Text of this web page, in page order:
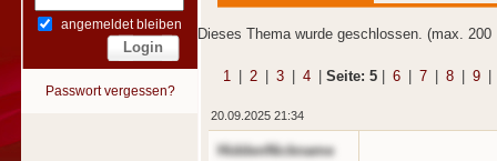
angemeldet bleiben
Passwort vergessen?
Dieses Thema wurde geschlossen. (max. 200
1 2 3 4 Seite: 5 6 7 8 9
20.09.2025 21:34
HiddenNickname